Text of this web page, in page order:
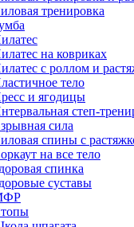
тренировка
на ковриках
с роллом и
тело
и ягодицы
степ-
сила
спины с
на все тело
спинка
суставы